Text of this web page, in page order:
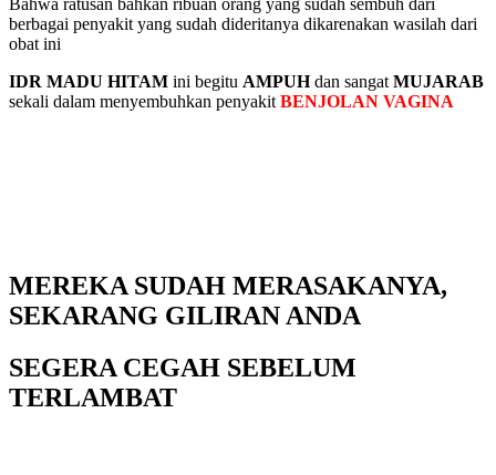
berbagai penyakit yang sudah dideritanya dikarenakan wasilah dari
obat ini
IDR MADU HITAM ini begitu AMPUHdan sangat MUJARAB
sekali dalam menyembuhkan penyakit BENJOLAN VAGINA
MEREKA SUDAH MERASAKANYA,
SEKARANG GILIRAN ANDA
SEGERA CEGAH SEBELUM
TERLAMBAT